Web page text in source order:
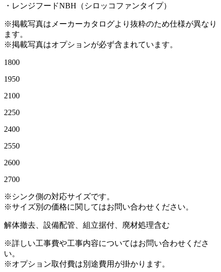
・レンジフードNBH（シロッコファンタイプ）
※掲載写真はメーカーカタログより抜粋のため仕様が異なり
ます。
※掲載写真はオプションが必ず含まれています。
1800
1950
2100
2250
2400
2550
2600
2700
※シンク側の対応サイズです。
※サイズ別の価格に関してはお問い合わせください。
解体撤去、設備配管、組立据付、廃材処理含む
※詳しい工事費や工事内容についてはお問い合わせくださ
い。
※オプション取付費は別途費用が掛かります。